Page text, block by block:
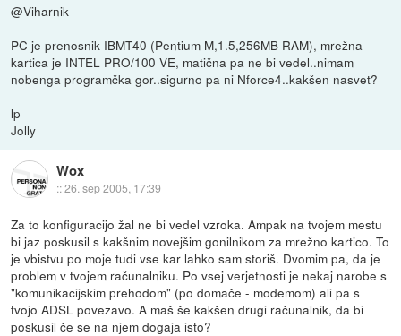
@Viharnik
PC je prenosnik IBMT40 (Pentium M,1.5,256MB RAM), mrežna
kartica je INTEL PRO/100 VE, matična pa ne bi vedel..nimam
nobenga programčka gor..sigurno pa ni Nforce4..kakšen nasvet?
lp
Jolly
Wox
::26. sep 2005, 17:39
Za to konfiguracijo žal ne bi vedel vzroka. Ampak na tvojem mestu
bi jaz poskusil s kakšnim novejšim gonilnikom za mrežno kartico. To
je vbistvu po moje tudi vse kar lahko sam storiš. Dvomim pa, da je
problem v tvojem računalniku. Po vsej verjetnosti je nekaj narobe s
"komunikacijskim prehodom" (po domače - modemom) ali pa s
tvojo ADSL povezavo. A maš še kakšen drugi računalnik, da bi
poskusil če se na njem dogaja isto?